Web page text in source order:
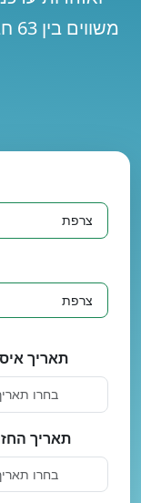
תאריך
תאריך